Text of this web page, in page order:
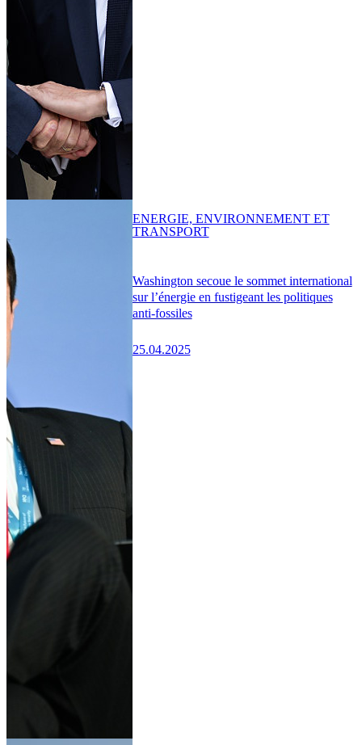
Washington secoue le sommet international
sur l’énergie en fustigeant les politiques
anti-fossiles
25.04.2025
ENERGIE, ENVIRONNEMENT ET
TRANSPORT